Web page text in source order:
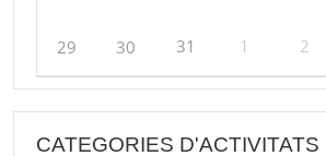
29 30 31 1 2
CATEGORIES D'ACTIVITATS